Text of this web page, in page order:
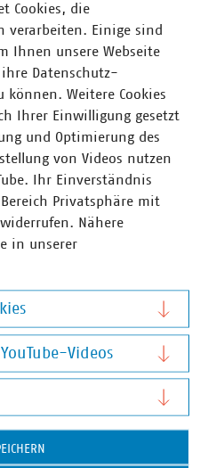
Cookies, die
verarbeiten. Einige sind
Ihnen unsere Webseite
Datenschutz-
können. Weitere Cookies
Ihrer Einwilligung gesetzt
und Optimierung des
von Videos nutzen
Ihr Einverständnis
Privatsphäre mit
Nähere
in unserer
Videos
Videos